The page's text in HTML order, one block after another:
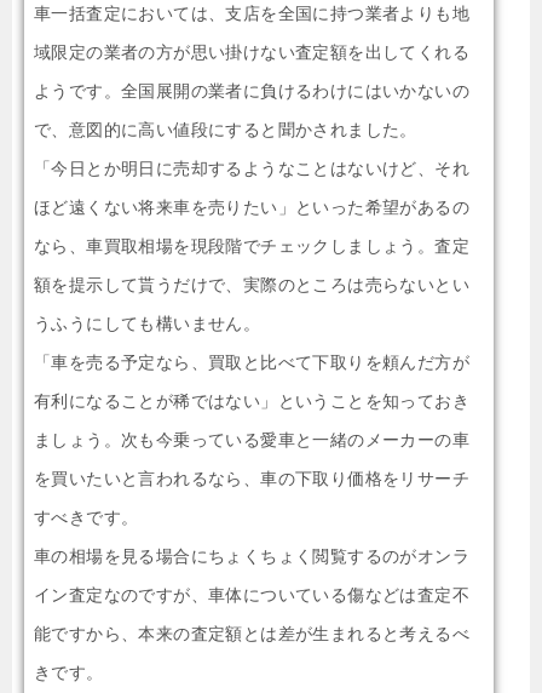
車一括査定においては、支店を全国に持つ業者よりも地
域限定の業者の方が思い掛けない査定額を出してくれる
ようです。全国展開の業者に負けるわけにはいかないの
で、意図的に高い値段にすると聞かされました。
「今日とか明日に売却するようなことはないけど、それ
ほど遠くない将来車を売りたい」といった希望があるの
なら、車買取相場を現段階でチェックしましょう。査定
額を提示して貰うだけで、実際のところは売らないとい
うふうにしても構いません。
「車を売る予定なら、買取と比べて下取りを頼んだ方が
有利になることが稀ではない」ということを知っておき
ましょう。次も今乗っている愛車と一緒のメーカーの車
を買いたいと言われるなら、車の下取り価格をリサーチ
すべきです。
車の相場を見る場合にちょくちょく閲覧するのがオンラ
イン査定なのですが、車体についている傷などは査定不
能ですから、本来の査定額とは差が生まれると考えるべ
きです。